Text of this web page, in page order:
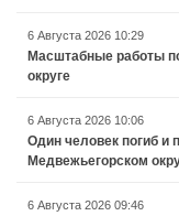
6 Августа 2026 10:29
Масштабные работы
округе
6 Августа 2026 10:06
Один человек погиб и
Медвежьегорском
6 Августа 2026 09:46